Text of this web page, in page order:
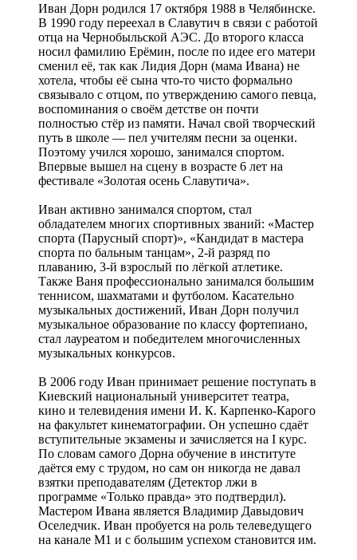
Иван Дорн родился 17 октября 1988 в Челябинске.
В 1990 году переехал в Славутич в связи с работой
отца на Чернобыльской АЭС. До второго класса
носил фамилию Ерёмин, после по идее его матери
сменил её, так как Лидия Дорн (мама Ивана) не
хотела, чтобы её сына что-то чисто формально
связывало с отцом, по утверждению самого певца,
воспоминания о своём детстве он почти
полностью стёр из памяти. Начал свой творческий
путь в школе — пел учителям песни за оценки.
Поэтому учился хорошо, занимался спортом.
Впервые вышел на сцену в возрасте 6 лет на
фестивале «Золотая осень Славутича».
Иван активно занимался спортом, стал
обладателем многих спортивных званий: «Мастер
спорта (Парусный спорт)», «Кандидат в мастера
спорта по бальным танцам», 2-й разряд по
плаванию, 3-й взрослый по лёгкой атлетике.
Также Ваня профессионально занимался большим
теннисом, шахматами и футболом. Касательно
музыкальных достижений, Иван Дорн получил
музыкальное образование по классу фортепиано,
стал лауреатом и победителем многочисленных
музыкальных конкурсов.
В 2006 году Иван принимает решение поступать в
Киевский национальный университет театра,
кино и телевидения имени И. К. Карпенко-Карого
на факультет кинематографии. Он успешно сдаёт
вступительные экзамены и зачисляется на I курс.
По словам самого Дорна обучение в институте
даётся ему с трудом, но сам он никогда не давал
взятки преподавателям (Детектор лжи в
программе «Только правда» это подтвердил).
Мастером Ивана является Владимир Давыдович
Оселедчик. Иван пробуется на роль телеведущего
на канале M1 и с большим успехом становится им.